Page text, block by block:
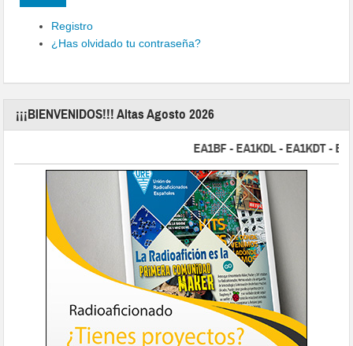
Registro
¿Has olvidado tu contraseña?
¡¡¡BIENVENIDOS!!! Altas Agosto 2026
EA1BF - EA1KDL - EA1KDT -